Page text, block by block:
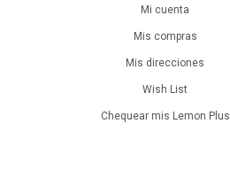
Mi cuenta
Mis compras
Mis direcciones
Wish List
Chequear mis Lemon Plus